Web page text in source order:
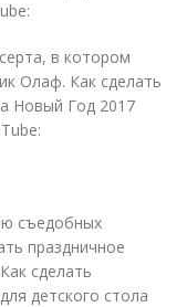
в котором
Олаф. Как сделать
Новый Год 2017
съедобных
праздничное
сделать
детского стола